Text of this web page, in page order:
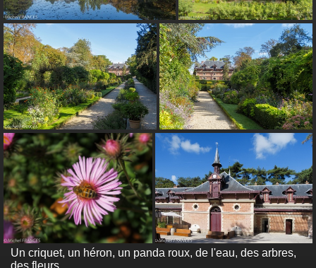
Un criquet, un héron, un panda roux, de l'eau, des arbres,
des fleurs